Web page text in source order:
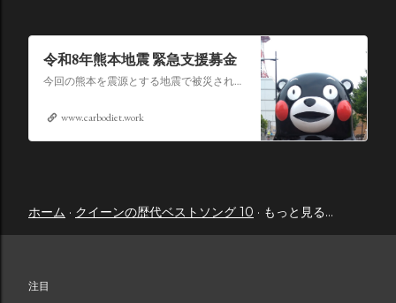
令和8年熊本地震 緊急支援募金
今回の熊本を震源とする地震で被災された皆さままだまだ余震も続き大変な時間を過ごされていると思います。心よりお見舞い申し上げます
www.carbodiet.work
ホーム クイーンの歴代ベストソング 10 もっと見る…
注目